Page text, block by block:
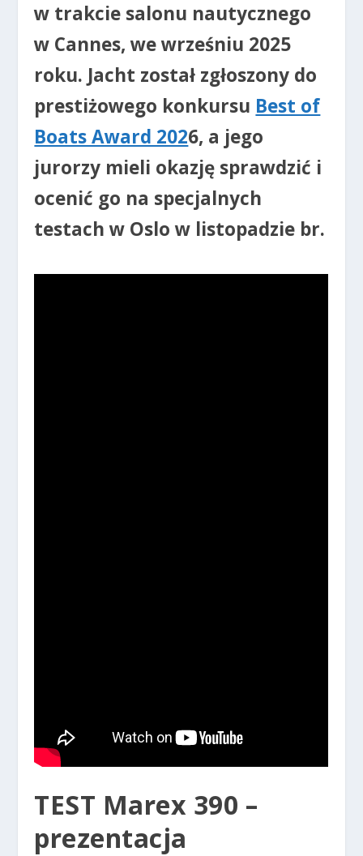
w trakcie salonu nautycznego
w Cannes, we wrześniu 2025
roku. Jacht został zgłoszony do
prestiżowego konkursu Best of
Boats Award 2026, a jego
jurorzy mieli okazję sprawdzić i
ocenić go na specjalnych
testach w Oslo w listopadzie br.
TEST Marex 390 –
prezentacja